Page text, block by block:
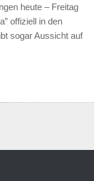
heute – Freitag
offiziell in den
sogar Aussicht auf